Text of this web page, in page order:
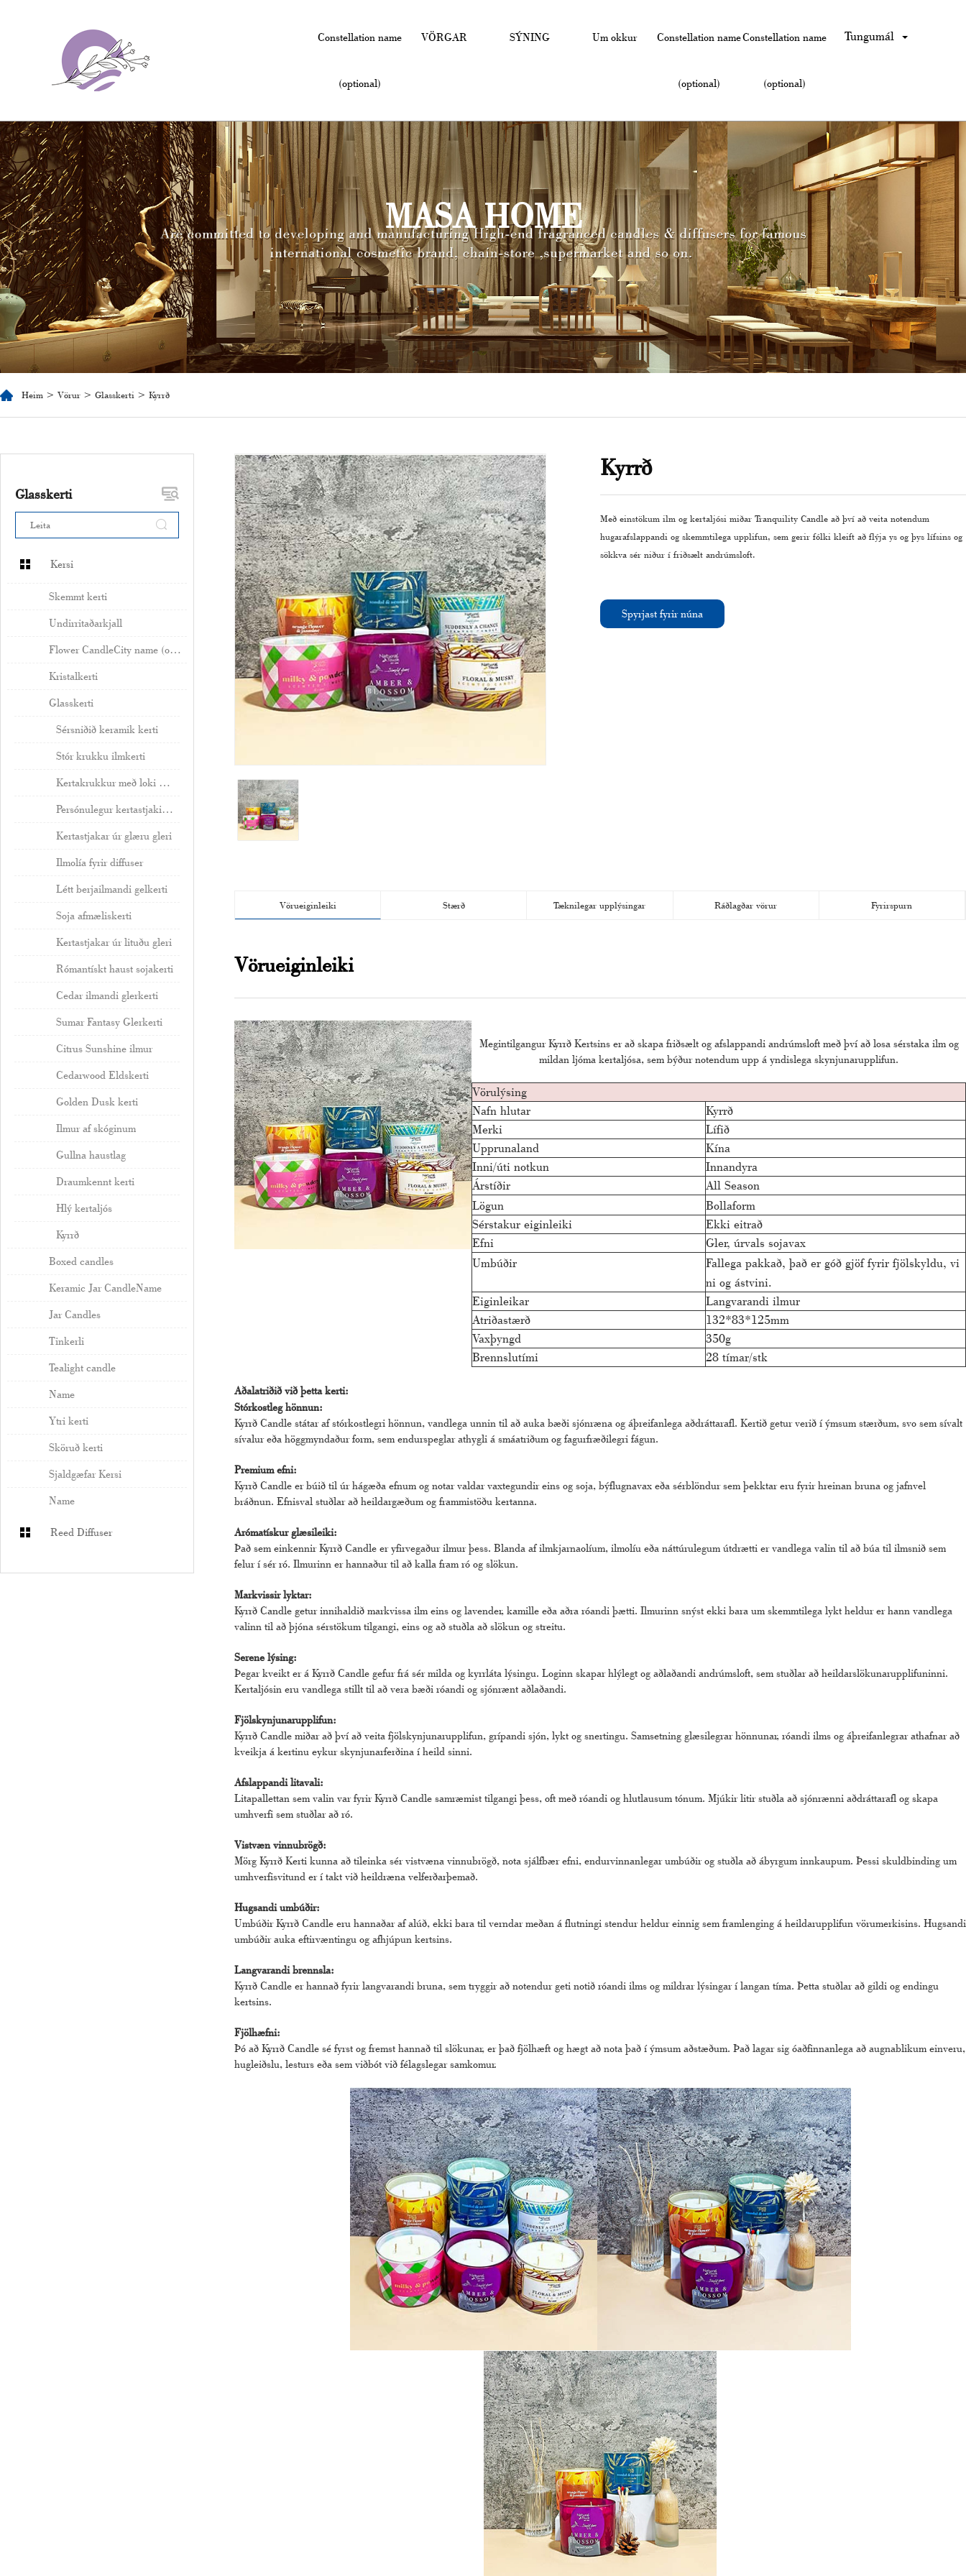
Constellation name
(optional)
VÖRGAR SÝNING Um okkur Constellation name
(optional)
Constellation name
(optional)
Tungumál
MASA HOME
Heim > Vörur > Glasskerti > Kyrrð
Glasskerti
Kersi
Skemmt kerti
Undirritaðarkjall
Flower CandleCity name (optional, probably does not need a translation)
Kristalkerti
Glasskerti
Sérsniðið keramik kerti
Stór krukku ilmkerti
Kertakrukkur með loki birgir
Persónulegur kertastjaki birgir
Kertastjakar úr glæru gleri
Ilmolía fyrir diffuser
Létt berjailmandi gelkerti
Soja afmæliskerti
Kertastjakar úr lituðu gleri
Rómantískt haust sojakerti
Cedar ilmandi glerkerti
Sumar Fantasy Glerkerti
Citrus Sunshine ilmur
Cedarwood Eldskerti
Golden Dusk kerti
Ilmur af skóginum
Gullna haustlag
Draumkennt kerti
Hlý kertaljós
Kyrrð
Boxed candles
Keramic Jar CandleName
Jar Candles
Tinkerli
Tealight candle
Name
Ytri kerti
Sköruð kerti
Sjaldgæfar Kersi
Name
Reed Diffuser
Kyrrð
Með einstökum ilm og kertaljósi miðar Tranquility Candle að því að veita notendum
hugarafslappandi og skemmtilega upplifun, sem gerir fólki kleift að flýja ys og þys lífsins og
sökkva sér niður í friðsælt andrúmsloft.
Spyrjast fyrir núna
Vörueiginleiki Stærð Tæknilegar upplýsingar Ráðlagðar vörur Fyrirspurn
Vörueiginleiki
Megintilgangur Kyrrð Kertsins er að skapa friðsælt og afslappandi andrúmsloft með því að losa sérstaka ilm og
mildan ljóma kertaljósa, sem býður notendum upp á yndislega skynjunarupplifun.
Vörulýsing
Nafn hlutar
Kyrrð
Merki
Lífið
Upprunaland
Kína
Inni/úti notkun
Innandyra
Árstíðir
All Season
Lögun
Bollaform
Sérstakur eiginleiki
Ekki eitrað
Efni
Gler, úrvals sojavax
Umbúðir
Fallega pakkað, það er góð gjöf fyrir fjölskyldu, vi
ni og ástvini.
Eiginleikar
Langvarandi ilmur
Atriðastærð
132*83*125mm
Vaxþyngd
350g
Brennslutími
28 tímar/stk
Aðalatriðið við þetta kerti:
Stórkostleg hönnun:
Kyrrð Candle státar af stórkostlegri hönnun, vandlega unnin til að auka bæði sjónræna og áþreifanlega aðdráttarafl. Kertið getur verið í ýmsum stærðum, svo sem sívalt
sívalur eða höggmyndaður form, sem endurspeglar athygli á smáatriðum og fagurfræðilegri fágun.
Premium efni:
Kyrrð Candle er búið til úr hágæða efnum og notar valdar vaxtegundir eins og soja, býflugnavax eða sérblöndur sem þekktar eru fyrir hreinan bruna og jafnvel
bráðnun. Efnisval stuðlar að heildargæðum og frammistöðu kertanna.
Arómatískur glæsileiki:
Það sem einkennir Kyrrð Candle er yfirvegaður ilmur þess. Blanda af ilmkjarnaolíum, ilmolíu eða náttúrulegum útdrætti er vandlega valin til að búa til ilmsnið sem
felur í sér ró. Ilmurinn er hannaður til að kalla fram ró og slökun.
Markvissir lyktar:
Kyrrð Candle getur innihaldið markvissa ilm eins og lavender, kamille eða aðra róandi þætti. Ilmurinn snýst ekki bara um skemmtilega lykt heldur er hann vandlega
valinn til að þjóna sérstökum tilgangi, eins og að stuðla að slökun og streitu.
Serene lýsing:
Þegar kveikt er á Kyrrð Candle gefur frá sér milda og kyrrláta lýsingu. Loginn skapar hlýlegt og aðlaðandi andrúmsloft, sem stuðlar að heildarslökunarupplifuninni.
Kertaljósin eru vandlega stillt til að vera bæði róandi og sjónrænt aðlaðandi.
Fjölskynjunarupplifun:
Kyrrð Candle miðar að því að veita fjölskynjunarupplifun, grípandi sjón, lykt og snertingu. Samsetning glæsilegrar hönnunar, róandi ilms og áþreifanlegrar athafnar að
kveikja á kertinu eykur skynjunarferðina í heild sinni.
Afslappandi litavali:
Litapallettan sem valin var fyrir Kyrrð Candle samræmist tilgangi þess, oft með róandi og hlutlausum tónum. Mjúkir litir stuðla að sjónrænni aðdráttarafl og skapa
umhverfi sem stuðlar að ró.
Vistvæn vinnubrögð:
Mörg Kyrrð Kerti kunna að tileinka sér vistvæna vinnubrögð, nota sjálfbær efni, endurvinnanlegar umbúðir og stuðla að ábyrgum innkaupum. Þessi skuldbinding um
umhverfisvitund er í takt við heildræna velferðarþemað.
Hugsandi umbúðir:
Umbúðir Kyrrð Candle eru hannaðar af alúð, ekki bara til verndar meðan á flutningi stendur heldur einnig sem framlenging á heildarupplifun vörumerkisins. Hugsandi
umbúðir auka eftirvæntingu og afhjúpun kertsins.
Langvarandi brennsla:
Kyrrð Candle er hannað fyrir langvarandi bruna, sem tryggir að notendur geti notið róandi ilms og mildrar lýsingar í langan tíma. Þetta stuðlar að gildi og endingu
kertsins.
Fjölhæfni:
Þó að Kyrrð Candle sé fyrst og fremst hannað til slökunar, er það fjölhæft og hægt að nota það í ýmsum aðstæðum. Það lagar sig óaðfinnanlega að augnablikum einveru,
hugleiðslu, lesturs eða sem viðbót við félagslegar samkomur.